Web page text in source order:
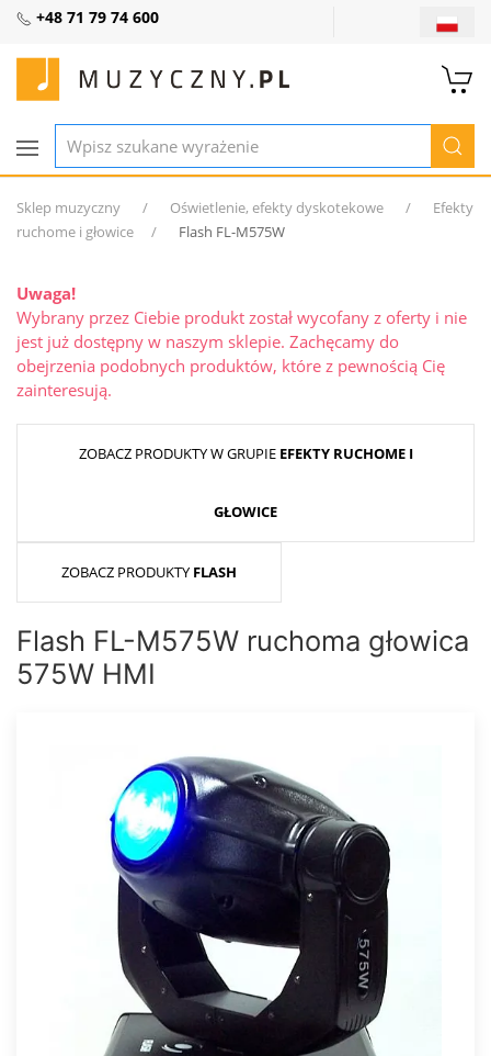
+48 71 79 74 600
Sklep muzyczny Oświetlenie, efekty dyskotekowe
Efekty
ruchome i głowice
Flash FL-M575W
Uwaga!
Wybrany przez Ciebie produkt został wycofany z oferty i nie
jest już dostępny w naszym sklepie. Zachęcamy do
obejrzenia podobnych produktów, które z pewnością Cię
zainteresują.
ZOBACZ PRODUKTY W GRUPIE EFEKTY RUCHOME I
GŁOWICE
ZOBACZ PRODUKTY FLASH
Flash FL-M575W ruchoma głowica
575W HMI